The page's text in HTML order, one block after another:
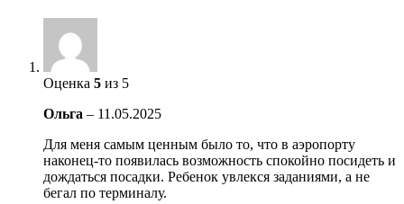
Оценка 5 из 5
Ольга – 11.05.2025
Для меня самым ценным было то, что в аэропорту
наконец-то появилась возможность спокойно посидеть и
дождаться посадки. Ребенок увлекся заданиями, а не
бегал по терминалу.